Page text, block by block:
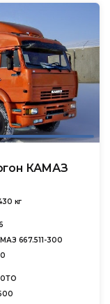
КАМАЗ
кг
667.511-300